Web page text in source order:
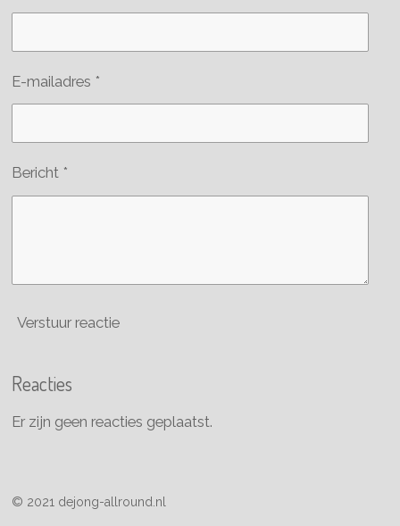
E-mailadres *
Bericht *
Verstuur reactie
Reacties
Er zijn geen reacties geplaatst.
© 2021 dejong-allround.nl